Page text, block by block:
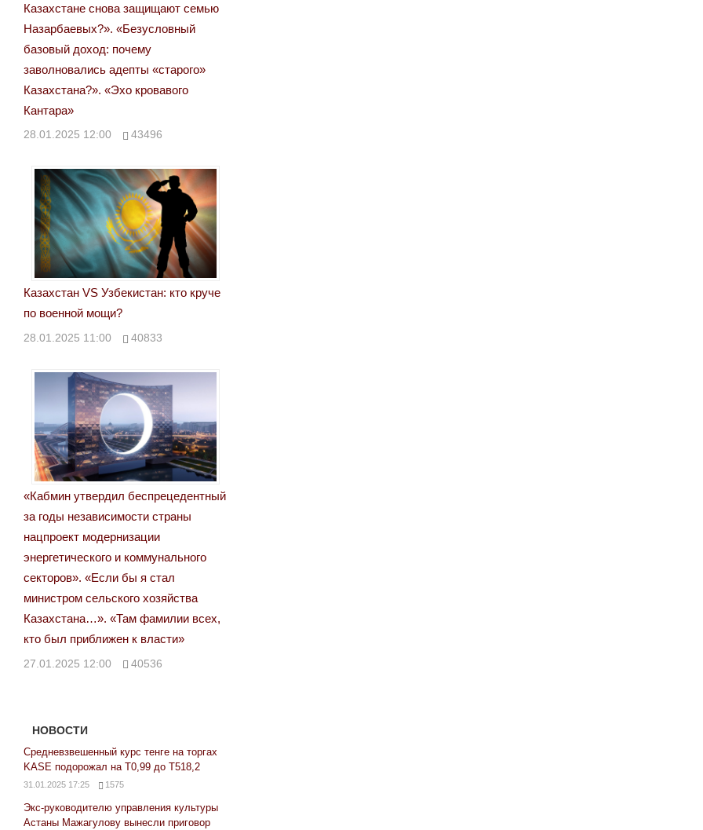
Казахстане снова защищают семью
Назарбаевых?». «Безусловный
базовый доход: почему
заволновались адепты «старого»
Казахстана?». «Эхо кровавого
Кантара»
28.01.2025 12:00 43496
Казахстан VS Узбекистан: кто круче
по военной мощи?
28.01.2025 11:00 40833
«Кабмин утвердил беспрецедентный
за годы независимости страны
нацпроект модернизации
энергетического и коммунального
секторов». «Если бы я стал
министром сельского хозяйства
Казахстана…». «Там фамилии всех,
кто был приближен к власти»
27.01.2025 12:00 40536
НОВОСТИ
Средневзвешенный курс тенге на торгах
KASE подорожал на Т0,99 до Т518,2
31.01.2025 17:25 1575
Экс-руководителю управления культуры
Астаны Мажагулову вынесли приговор